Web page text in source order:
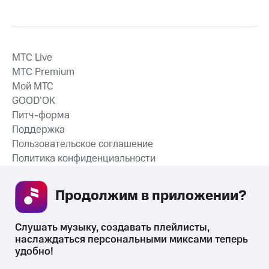
СКАЧАТЬ ПРИЛОЖЕНИЕ
MTС Live
MTС Premium
Мой МТС
GOOD’OK
Питч-форма
Поддержка
Пользовательское соглашение
Политика конфиденциальности
Слушать музыку, создавать плейлисты,
наслаждаться персональными миксами теперь
удобно!